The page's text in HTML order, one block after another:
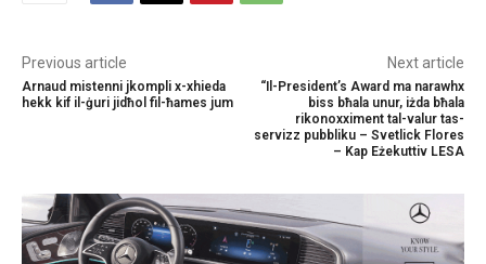
Previous article
Arnaud mistenni jkompli x-xhieda
hekk kif il-ġuri jidħol fil-ħames jum
Next article
“Il-President’s Award ma narawhx
biss bħala unur, iżda bħala
rikonoxximent tal-valur tas-
servizz pubbliku – Svetlick Flores
– Kap Eżekuttiv LESA